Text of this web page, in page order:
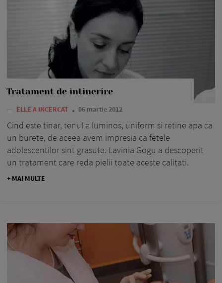
Tratament de intinerire
— ELLE A INCERCAT 06 martie 2012
Cind este tinar, tenul e luminos, uniform si retine apa ca
un burete, de aceea avem impresia ca fetele
adolescentilor sint grasute. Lavinia Gogu a descoperit
un tratament care reda pielii toate aceste calitati.
+ MAI MULTE